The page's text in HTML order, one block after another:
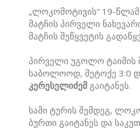
„ლოკომოტივის“ 19-
მატჩის პირველი
მატჩის შეწყვეტის
პირველი უგოლო ტაიმის
საბოლოოდ, მეტოქე 3:0
კერესელიძემ გაიტანეს.
სამი ტურის შემდეგ,
ბურთი გაიტანეს და